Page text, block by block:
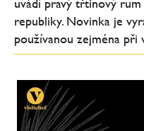
uvádí pravý třtinový
republiky. Novinka je
používanou zejména při